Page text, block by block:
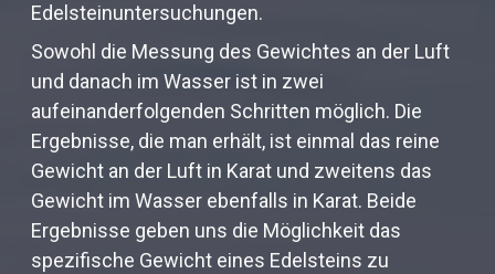
Edelsteinuntersuchungen.
Sowohl die Messung des Gewichtes an der Luft
und danach im Wasser ist in zwei
aufeinanderfolgenden Schritten möglich. Die
Ergebnisse, die man erhält, ist einmal das reine
Gewicht an der Luft in Karat und zweitens das
Gewicht im Wasser ebenfalls in Karat. Beide
Ergebnisse geben uns die Möglichkeit das
spezifische Gewicht eines Edelsteins zu